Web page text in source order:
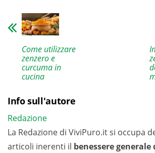
Come utilizzare
zenzero e
curcuma in
cucina
Info sull'autore
Redazione
La Redazione di ViviPuro.it si occupa
articoli inerenti il benessere generale